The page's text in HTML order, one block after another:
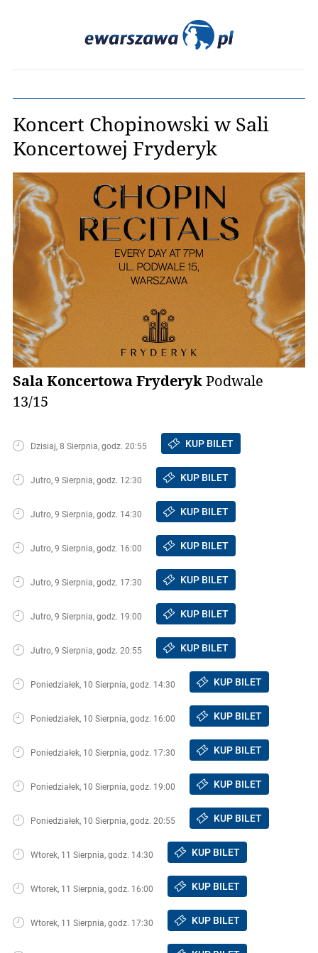
Koncert Chopinowski w Sali
Koncertowej Fryderyk
Sala Koncertowa FryderykPodwale
13/15
Dzisiaj, 8 Sierpnia, godz. 20:55 KUP BILET
Jutro, 9 Sierpnia, godz. 12:30 KUP BILET
Jutro, 9 Sierpnia, godz. 14:30 KUP BILET
Jutro, 9 Sierpnia, godz. 16:00 KUP BILET
Jutro, 9 Sierpnia, godz. 17:30 KUP BILET
Jutro, 9 Sierpnia, godz. 19:00 KUP BILET
Jutro, 9 Sierpnia, godz. 20:55 KUP BILET
Poniedziałek, 10 Sierpnia, godz. 14:30 KUP BILET
Poniedziałek, 10 Sierpnia, godz. 16:00 KUP BILET
Poniedziałek, 10 Sierpnia, godz. 17:30 KUP BILET
Poniedziałek, 10 Sierpnia, godz. 19:00 KUP BILET
Poniedziałek, 10 Sierpnia, godz. 20:55 KUP BILET
Wtorek, 11 Sierpnia, godz. 14:30 KUP BILET
Wtorek, 11 Sierpnia, godz. 16:00 KUP BILET
Wtorek, 11 Sierpnia, godz. 17:30 KUP BILET